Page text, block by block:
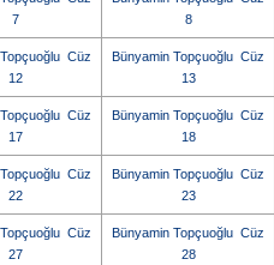
7
8
Cüz
12
Bünyamin Topçuoğlu Cüz
13
Cüz
17
Bünyamin Topçuoğlu Cüz
18
Cüz
22
Bünyamin Topçuoğlu Cüz
23
Cüz
27
Bünyamin Topçuoğlu Cüz
28